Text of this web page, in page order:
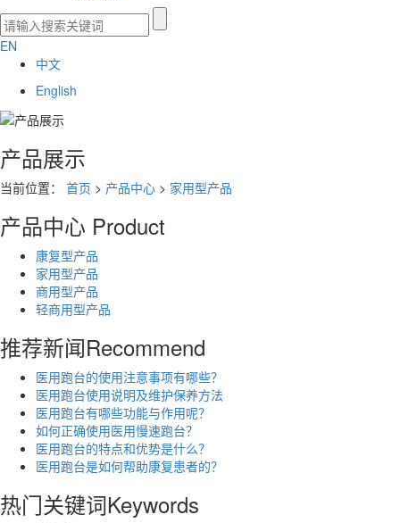
EN
中文
English
产品展示
当前位置： 首页 > 产品中心 > 家用型产品
产品中心 Product
康复型产品
家用型产品
商用型产品
轻商用型产品
推荐新闻Recommend
医用跑台的使用注意事项有哪些？
医用跑台使用说明及维护保养方法
医用跑台有哪些功能与作用呢？
如何正确使用医用慢速跑台？
医用跑台的特点和优势是什么？
医用跑台是如何帮助康复患者的？
热门关键词Keywords